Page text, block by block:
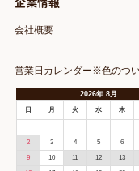
会社概要
営業日カレンダー※色のつ
2026年 8月
日 月 火 水 木
2 3 4 5 6
9 10 11 12 13